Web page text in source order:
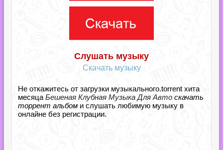
Слушать музыку
Скачать музыку
Не откажитесь от загрузки музыкального.torrent хита
месяца Бешеная Клубная Музыка Для Авто скачать
торрент альбом и слушать любимую музыку в
онлайне без регистрации.